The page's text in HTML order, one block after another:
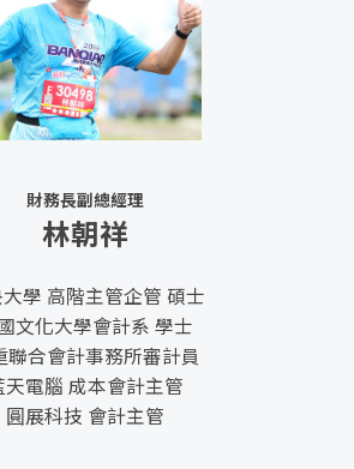
財務長副總經理
林朝祥
學 高階主管企管 碩士
文化大學會計系 學士
聯合會計事務所審計員
天電腦 成本會計主管
圓展科技 會計主管